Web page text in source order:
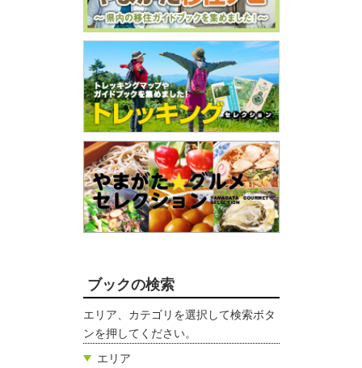
ブックの検索
エリア、カテゴリを選択して検索ボタ
ンを押してください。
エリア